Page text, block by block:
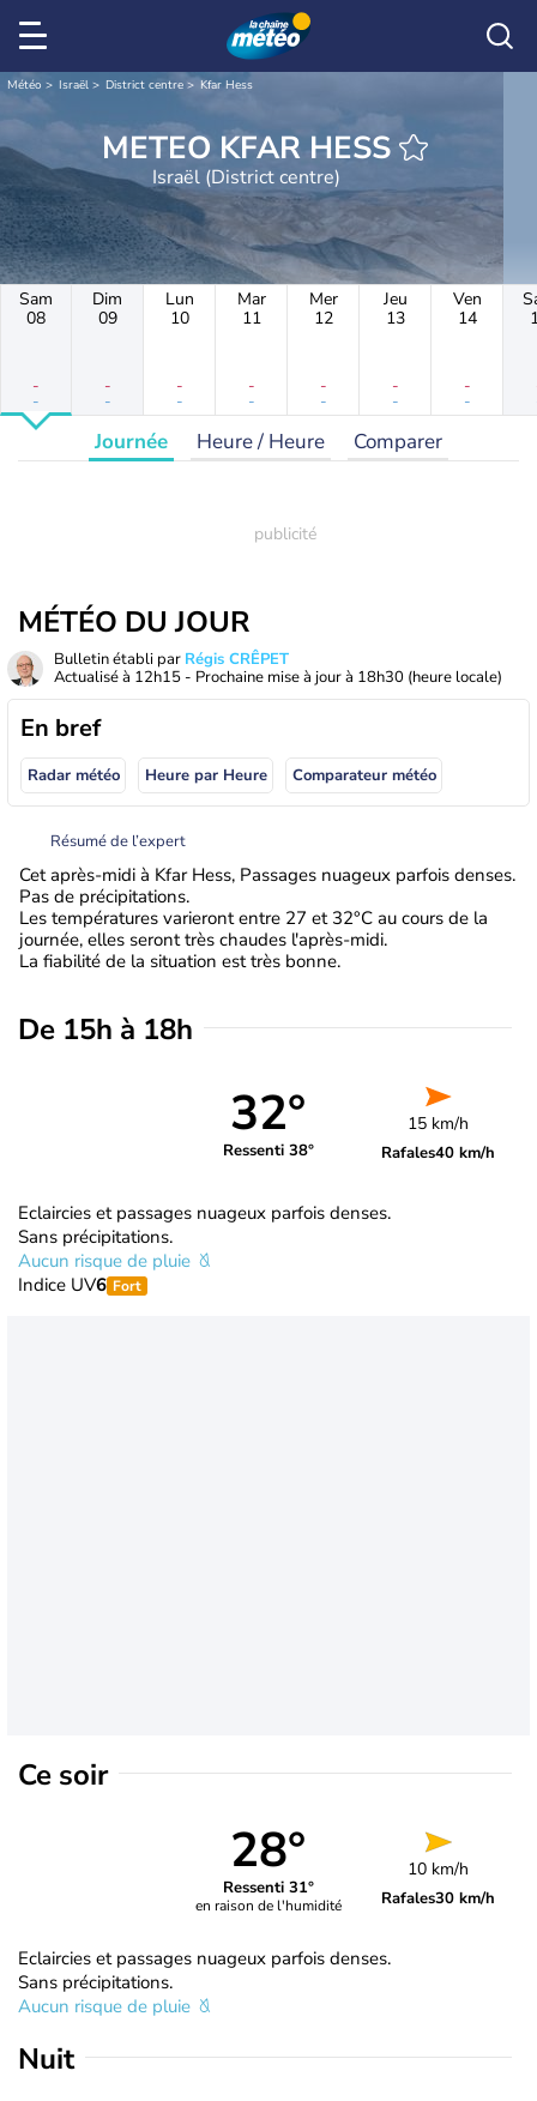
Météo Israël District centre Kfar Hess
METEO KFAR HESS
Israël (District centre)
Sam
08
-
-
Dim
09
-
-
Lun
10
-
-
Mar
11
-
-
Mer
12
-
-
Jeu
13
-
-
Ven
14
-
-
Journée Heure / Heure Comparer
MÉTÉO DU JOUR
Bulletin établi par Régis CRÊPET
Actualisé à 12h15 - Prochaine mise à jour à 18h30 (heure locale)
En bref
Radar météo Heure par Heure Comparateur météo
Résumé de l’expert
Cet après-midi à Kfar Hess, Passages nuageux parfois denses.
Pas de précipitations.
Les températures varieront entre 27 et 32°C au cours de la
journée, elles seront très chaudes l'après-midi.
La fiabilité de la situation est très bonne.
De 15h à 18h
32°
Ressenti 38°
15 km/h
Rafales40 km/h
Eclaircies et passages nuageux parfois denses.
Sans précipitations.
Aucun risque de pluie
Indice UV6 Fort
Ce soir
28°
Ressenti 31°
en raison de l'humidité
10 km/h
Rafales30 km/h
Eclaircies et passages nuageux parfois denses.
Sans précipitations.
Aucun risque de pluie
Nuit